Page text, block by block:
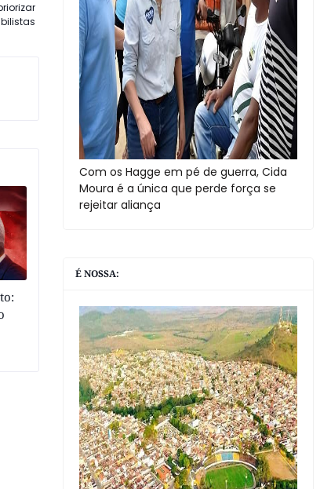
Com os Hagge em pé de guerra, Cida
Moura é a única que perde força se
rejeitar aliança
É NOSSA: